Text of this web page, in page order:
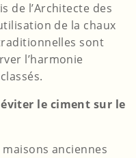
de l’Architecte des
de la chaux
sont
l’harmonie
le ciment sur le
anciennes